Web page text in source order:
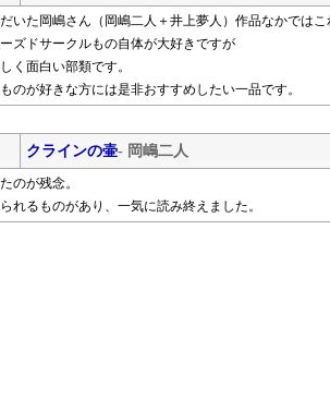
いた岡嶋さん（岡嶋二人＋井上夢人）作品なかでは
ズドサークルもの自体が大好きですが
く面白い部類です。
のが好きな方には是非おすすめしたい一品です。
クラインの壷- 岡嶋二人
のが残念。
れるものがあり、一気に読み終えました。